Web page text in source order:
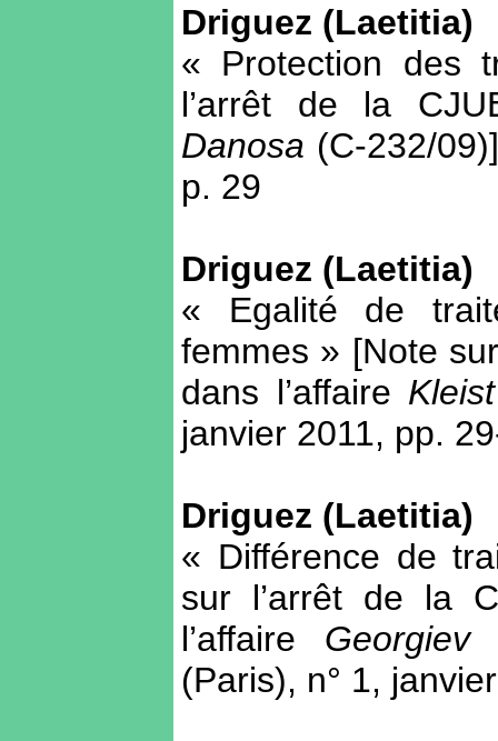
Driguez (Laetitia)
« Protection des
l’arrêt de la
Danosa (C-232/
p. 29
Driguez (Laetitia)
« Egalité de
femmes » [Note
dans l’affaire Kleist
janvier 2011, pp.
Driguez (Laetitia)
« Différence de
sur l’arrêt de la
l’affaire Georgiev
(Paris), n° 1,